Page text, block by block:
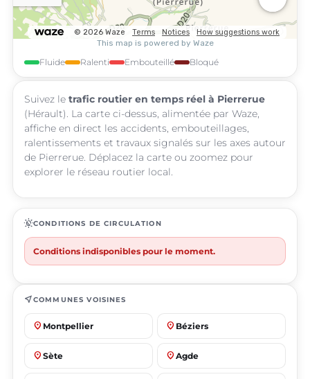
Fluide Ralenti Embouteillé Bloqué
Suivez le trafic routier en temps réel à Pierrerue
(Hérault). La carte ci-dessus, alimentée par Waze,
affiche en direct les accidents, embouteillages,
ralentissements et travaux signalés sur les axes autour
de Pierrerue. Déplacez la carte ou zoomez pour
explorer le réseau routier local.
routineCONDITIONS DE CIRCULATION
Conditions indisponibles pour le moment.
near_meCOMMUNES VOISINES
place Montpellier place Béziers
place Sète place Agde